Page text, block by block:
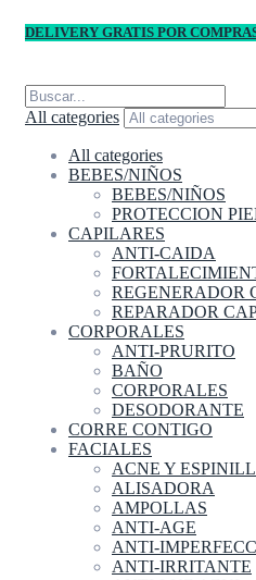
DELIVERY GRATIS POR
All categories
All categories
BEBES/NIÑOS
BEBES/NIÑOS
PROTECCION
CAPILARES
ANTI-CAIDA
REGENERADOR
REPARADOR
CORPORALES
ANTI-PRURITO
BAÑO
CORPORALES
DESODORANTE
CORRE CONTIGO
FACIALES
ACNE Y
ALISADORA
AMPOLLAS
ANTI-AGE
ANTI-
ANTI-IRRITANTE